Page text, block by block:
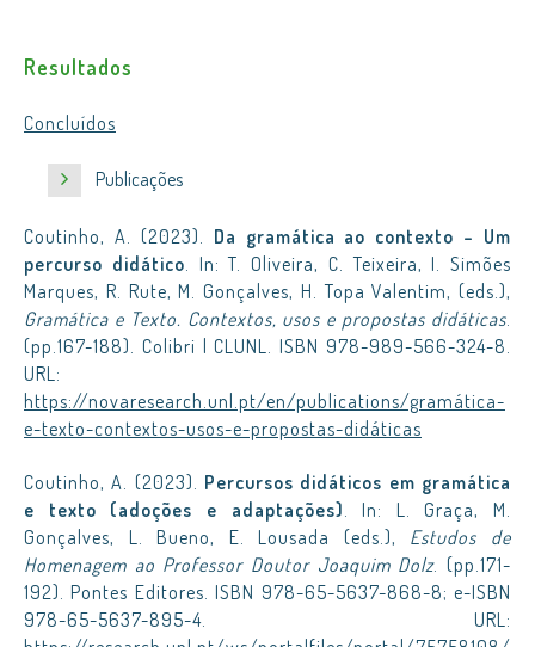
Resultados
Concluídos
Publicações
Coutinho, A. (2023). Da gramática ao contexto – Um
percurso didático. In: T. Oliveira, C. Teixeira, I. Simões
Marques, R. Rute, M. Gonçalves, H. Topa Valentim, (eds.),
Gramática e Texto. Contextos, usos e propostas didáticas.
(pp.167-188). Colibri | CLUNL. ISBN 978-989-566-324-8.
URL:
https://novaresearch.unl.pt/en/publications/gramática-
e-texto-contextos-usos-e-propostas-didáticas
Coutinho, A. (2023). Percursos didáticos em gramática
e texto (adoções e adaptações). In: L. Graça, M.
Gonçalves, L. Bueno, E. Lousada (eds.), Estudos de
Homenagem ao Professor Doutor Joaquim Dolz. (pp.171-
192). Pontes Editores. ISBN 978-65-5637-868-8; e-ISBN
978-65-5637-895-4. URL: